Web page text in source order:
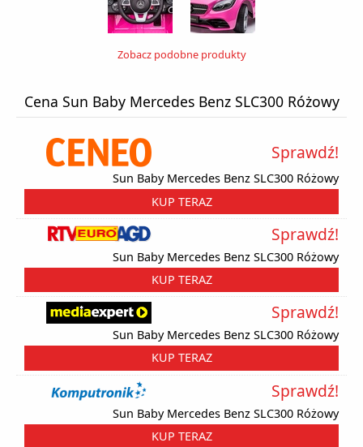
Zobacz podobne produkty
Cena Sun Baby Mercedes Benz SLC300 Różowy
Sun Baby Mercedes Benz SLC300 Różowy
Sprawdź!
KUP TERAZ
Sun Baby Mercedes Benz SLC300 Różowy
Sprawdź!
KUP TERAZ
Sun Baby Mercedes Benz SLC300 Różowy
Sprawdź!
KUP TERAZ
Sun Baby Mercedes Benz SLC300 Różowy
Sprawdź!
KUP TERAZ